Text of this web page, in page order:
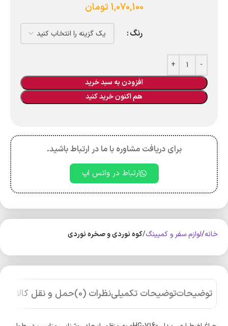
1,070,100 تومان
رنگ
افزودن به سبد خرید
هم اکنون خرید کنید
برای دریافت مشاوره با ما در ارتباط باشید.
ارتباط در واتس اپ
خانه لوازم سفر و کمپینگ کوه‌ نوردی و صخره نوردی
توضیحاتتوضیحات تکمیلینظرات (0) حمل و نقل کالا